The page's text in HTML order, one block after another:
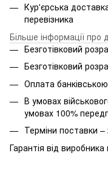
Кур'єрська
перевізника
Більше інформації про
Безготівковий
Безготівковий
Оплата
В умовах
умовах 100%
Терміни поставки
Гарантія від